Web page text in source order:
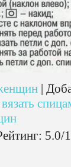
|
: 5.0/1